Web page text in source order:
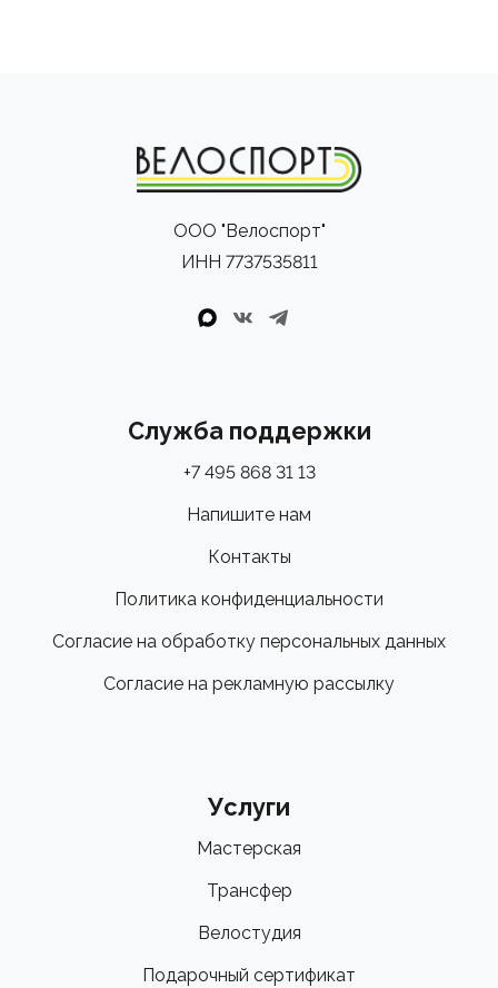
ООО "Велоспорт"
ИНН 7737535811
Служба поддержки
+7 495 868 31 13
Напишите нам
Контакты
Политика конфиденциальности
Согласие на обработку персональных данных
Согласие на рекламную рассылку
Услуги
Мастерская
Трансфер
Велостудия
Подарочный сертификат